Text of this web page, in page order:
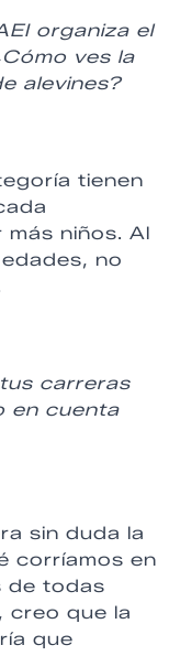
organiza el
ves la
alevines?
tienen
niños. Al
no
carreras
en cuenta
sin duda la
corríamos en
de todas
creo que la
que